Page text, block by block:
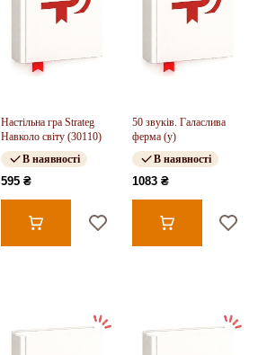
Настільна гра Strateg
Навколо світу (30110)
В наявності
595 ₴
50 звуків. Галаслива
ферма (у)
В наявності
1083 ₴